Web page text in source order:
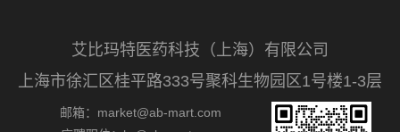
艾比玛特医药科技（上海）有限公司
上海市徐汇区桂平路333号聚科生物园区1号楼1-3层
邮箱：market@ab-mart.com